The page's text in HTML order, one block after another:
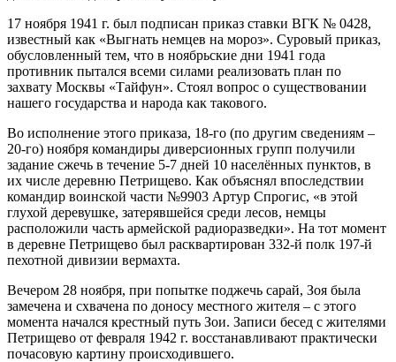
17 ноября 1941 г. был подписан приказ ставки ВГК № 0428,
известный как «Выгнать немцев на мороз». Суровый приказ,
обусловленный тем, что в ноябрьские дни 1941 года
противник пытался всеми силами реализовать план по
захвату Москвы «Тайфун». Стоял вопрос о существовании
нашего государства и народа как такового.
Во исполнение этого приказа, 18-го (по другим сведениям –
20-го) ноября командиры диверсионных групп получили
задание сжечь в течение 5-7 дней 10 населённых пунктов, в
их числе деревню Петрищево. Как объяснял впоследствии
командир воинской части №9903 Артур Спрогис, «в этой
глухой деревушке, затерявшейся среди лесов, немцы
расположили часть армейской радиоразведки». На тот момент
в деревне Петрищево был расквартирован 332-й полк 197-й
пехотной дивизии вермахта.
Вечером 28 ноября, при попытке поджечь сарай, Зоя была
замечена и схвачена по доносу местного жителя – с этого
момента начался крестный путь Зои. Записи бесед с жителями
Петрищево от февраля 1942 г. восстанавливают практически
почасовую картину происходившего.